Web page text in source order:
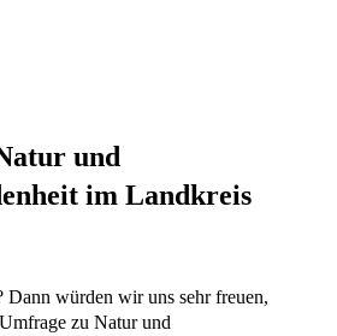
und
im Landkreis
Dann würden wir uns sehr freuen,
zu Natur und